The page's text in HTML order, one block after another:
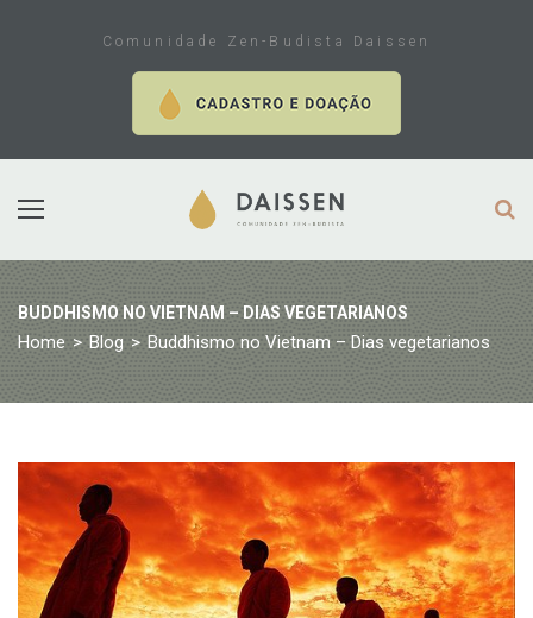
Comunidade Zen-Budista Daissen
BUDDHISMO NO VIETNAM – DIAS VEGETARIANOS
Home > Blog > Buddhismo no Vietnam – Dias vegetarianos